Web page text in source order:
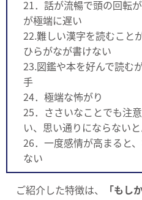
21．話が流暢で頭の回転
が極端に遅い
22.難しい漢字を読むこと
ひらがなが書けない
23.図鑑や本を好んで読む
手
24．極端な怖がり
25．ささいなことでも注
い、思い通りにならない
26．一度感情が高まると
ない
ご紹介した特徴は、
「もし